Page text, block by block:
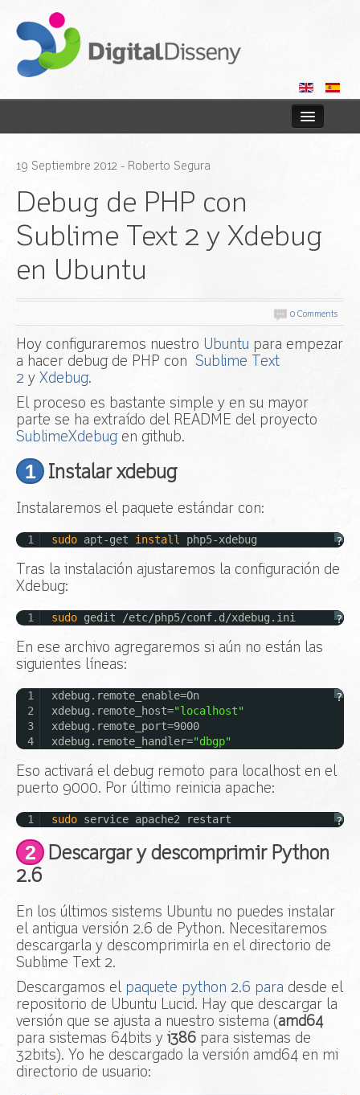
Web
Consultoría
Blog
Contactar
Acceso
19 Septiembre 2012 - Roberto Segura
Debug de PHP con
Sublime Text 2 y Xdebug
en Ubuntu
0 Comments
Hoy configuraremos nuestro Ubuntu para empezar
a hacer debug de PHP con Sublime Text
2 y Xdebug.
El proceso es bastante simple y en su mayor
parte se ha extraído del README del proyecto
SublimeXdebugen github.
1 Instalar xdebug
Instalaremos el paquete estándar con:
?
1 sudo apt-get install php5-xdebug
Tras la instalación ajustaremos la configuración de
Xdebug:
?
1 sudo gedit /etc/php5/conf.d /xdebug .ini
En ese archivo agregaremos si aún no están las
siguientes líneas:
?
1
2
3
4
xdebug.remote_enable=On
xdebug.remote_host="localhost"
xdebug.remote_port=9000
xdebug.remote_handler="dbgp"
Eso activará el debug remoto para localhost en el
puerto 9000. Por último reinicia apache:
?
1 sudo service apache2 restart
2
Descargar y descomprimir Python
2.6
En los últimos sistems Ubuntu no puedes instalar
el antigua versión 2.6 de Python. Necesitaremos
descargarla y descomprimirla en el directorio de
Sublime Text 2.
Descargamos el paquete python 2.6 para desde el
repositorio de Ubuntu Lucid. Hay que descargar la
versión que se ajusta a nuestro sistema (amd64
para sistemas 64bits y i386 para sistemas de
32bits). Yo he descargado la versión amd64 en mi
directorio de usuario: